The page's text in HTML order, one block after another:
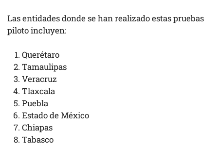
Las entidades donde se han realizado estas pruebas
piloto incluyen:
Querétaro
Tamaulipas
Veracruz
Tlaxcala
Puebla
Estado de México
Chiapas
Tabasco